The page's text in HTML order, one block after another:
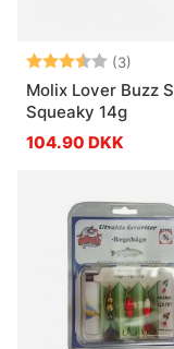
Vurdering: (3)
3.7
Molix Lover Buzz
Squeaky 14g
104.90 DKK